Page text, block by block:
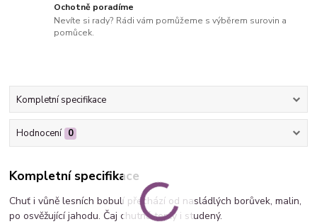
Ochotně poradíme
Nevíte si rady? Rádi vám pomůžeme s výběrem surovin a
pomůcek.
Kompletní specifikace
Hodnocení 0
Kompletní specifikace
Chuť i vůně lesních bobulí přechází od nasládlých borůvek, malin,
po osvěžující jahodu. Čaj chutná teplý i studený.